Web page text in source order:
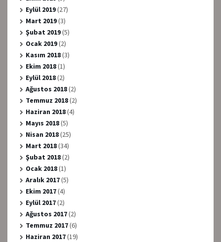
Eylül 2019(27)
Mart 2019(3)
Şubat 2019(5)
Ocak 2019(2)
Kasım 2018(3)
Ekim 2018(1)
Eylül 2018(2)
Ağustos 2018(2)
Temmuz 2018(2)
Haziran 2018(4)
Mayıs 2018(5)
Nisan 2018(25)
Mart 2018(34)
Şubat 2018(2)
Ocak 2018(1)
Aralık 2017(5)
Ekim 2017(4)
Eylül 2017(2)
Ağustos 2017(2)
Temmuz 2017(6)
Haziran 2017(19)